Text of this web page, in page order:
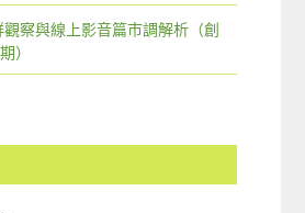
察與線上影音篇市調解析（創
）